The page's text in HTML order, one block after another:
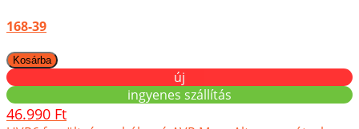
168-39
új
ingyenes szállítás
46.990 Ft